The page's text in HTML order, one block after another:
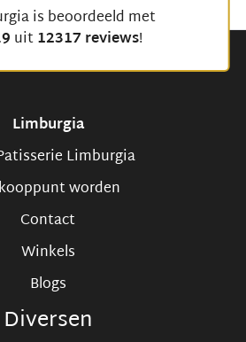
is beoordeeld met
uit12317 reviews!
Limburgia
Limburgia
worden
Contact
Winkels
Blogs
Diversen